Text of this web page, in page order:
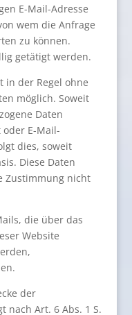
E-Mail-Adresse
wem die Anfrage
zu können.
getätigt werden.
in der Regel ohne
möglich. Soweit
Daten
E-Mail-
dies, soweit
Diese Daten
Zustimmung nicht
die über das
Website
der
nach Art. 6 Abs. 1 S.